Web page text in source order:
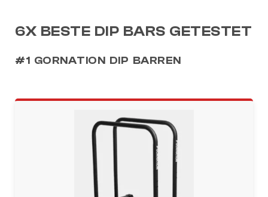
6X BESTE DIP BARS GETESTET
#1 GORNATION DIP BARREN